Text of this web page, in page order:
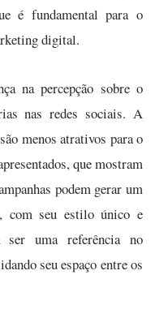
é fundamental para o
digital.
na percepção sobre o
nas redes sociais. A
menos atrativos para o
que mostram
podem gerar um
com seu estilo único e
ser uma referência no
seu espaço entre os